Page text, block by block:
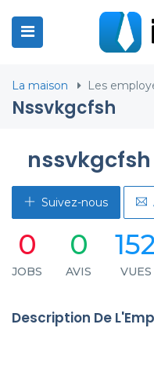
La maison Les
Nssvkgcfsh
nssvkgcfsh
Suivez-nous
0
JOBS
0
AVIS VUES
Description De